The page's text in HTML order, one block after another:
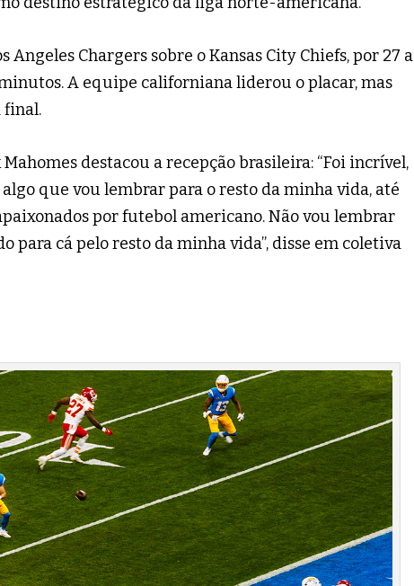
Chargers sobre o Kansas City Chiefs, por 27 a
A equipe californiana liderou o placar, mas
final.
destacou a recepção brasileira: “Foi incrível,
que vou lembrar para o resto da minha vida, até
por futebol americano. Não vou lembrar
para cá pelo resto da minha vida”, disse em coletiva